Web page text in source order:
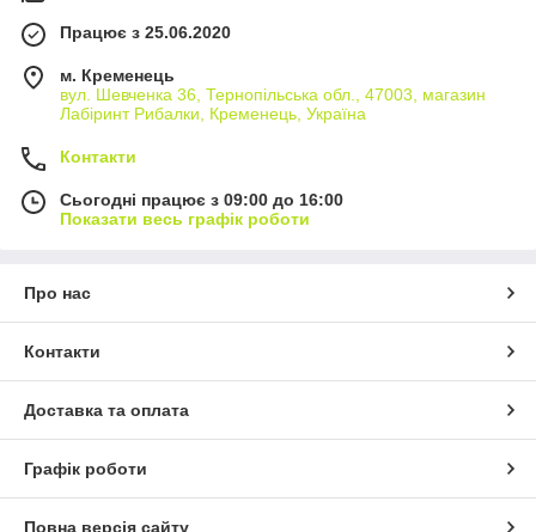
Працює з 25.06.2020
м. Кременець
вул. Шевченка 36, Тернопільська обл., 47003, магазин
Лабіринт Рибалки, Кременець, Україна
Контакти
Сьогодні працює з 09:00 до 16:00
Показати весь графік роботи
Про нас
Контакти
Доставка та оплата
Графік роботи
Повна версія сайту